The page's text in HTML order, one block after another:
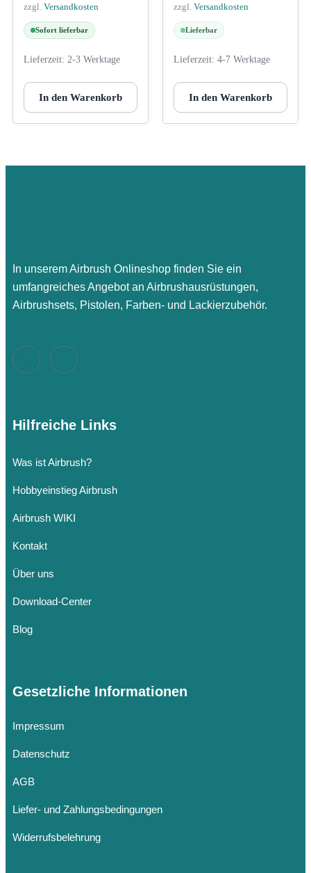
zzgl. Versandkosten
Sofort lieferbar
Lieferzeit: 2-3 Werktage
In den Warenkorb
zzgl. Versandkosten
Lieferbar
Lieferzeit: 4-7 Werktage
In den Warenkorb
In unserem Airbrush Onlineshop finden Sie ein
umfangreiches Angebot an Airbrushausrüstungen,
Airbrushsets, Pistolen, Farben- und Lackierzubehör.
Hilfreiche Links
Was ist Airbrush?
Hobbyeinstieg Airbrush
Airbrush WIKI
Kontakt
Über uns
Download-Center
Blog
Gesetzliche Informationen
Impressum
Datenschutz
AGB
Liefer- und Zahlungsbedingungen
Widerrufsbelehrung